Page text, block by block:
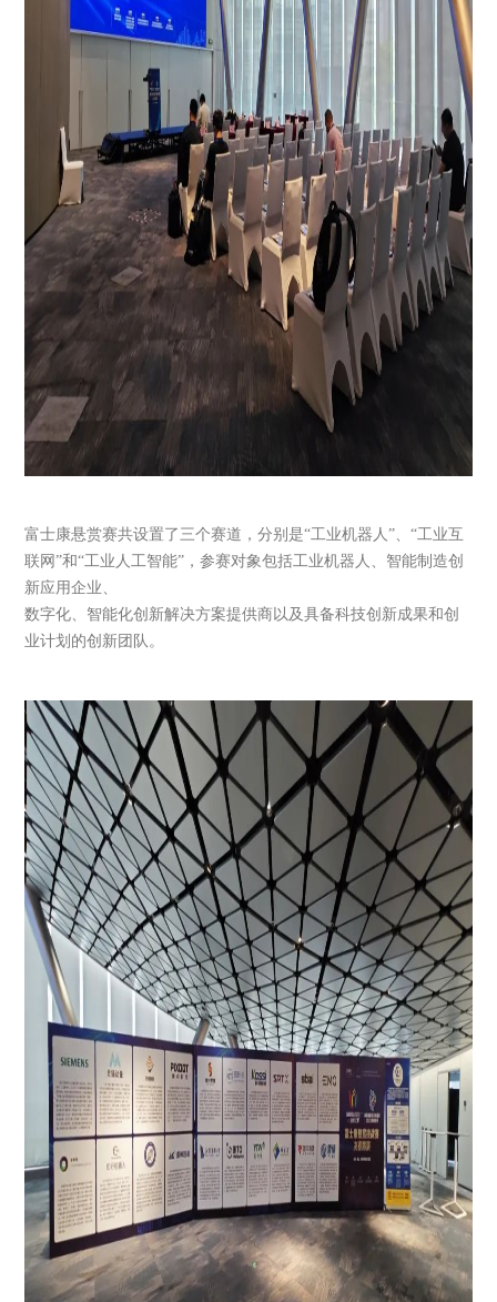
富士康悬赏赛共设置了三个赛道，分别是“工业机器人”、“工业互
联网”和“工业人工智能”，参赛对象包括工业机器人、智能制造创
新应用企业、
数字化、智能化创新解决方案提供商以及具备科技创新成果和创
业计划的创新团队。